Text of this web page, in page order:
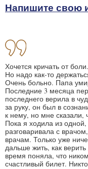
Напишите свою
Хочется кричать от
Но надо как-то
Очень больно. Папа
Последние 3 месяца
последнего верила в
за руку, он был в
к нему, но мне сказали,
Пока я ходила из
разговаривала с
врачам. Только уже
дальше жить, как
время поняла, что
счастливый билет.